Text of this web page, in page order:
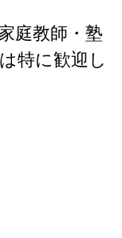
庭教師・塾
特に歓迎し